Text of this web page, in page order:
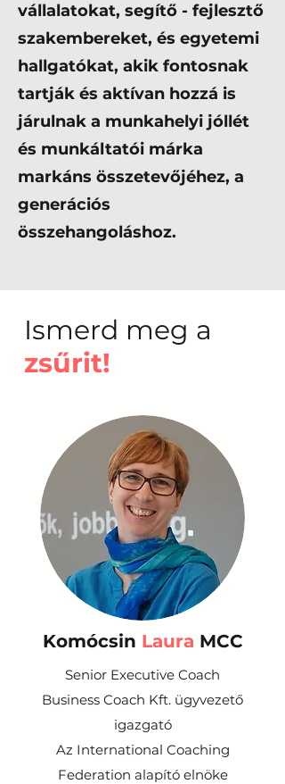
vállalatokat, segítő - fejlesztő
szakembereket, és egyetemi
hallgatókat, akik fontosnak
tartják és aktívan hozzá is
járulnak a munkahelyi jóllét
és munkáltatói márka
markáns összetevőjéhez, a
generációs
összehangoláshoz.
Ismerd meg a
zsűrit!
Komócsin Laura MCC
Senior Executive Coach
Business Coach Kft. ügyvezető
igazgató
Az International Coaching
Federation alapító elnöke